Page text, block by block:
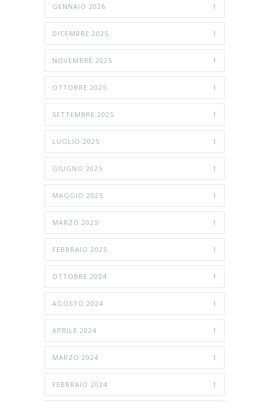
GENNAIO 2026 1
DICEMBRE 2025 1
NOVEMBRE 2025 1
OTTOBRE 2025 1
SETTEMBRE 2025 1
LUGLIO 2025 1
GIUGNO 2025 1
MAGGIO 2025 1
MARZO 2025 1
FEBBRAIO 2025 1
OTTOBRE 2024 1
AGOSTO 2024 1
APRILE 2024 1
MARZO 2024 1
FEBBRAIO 2024 1